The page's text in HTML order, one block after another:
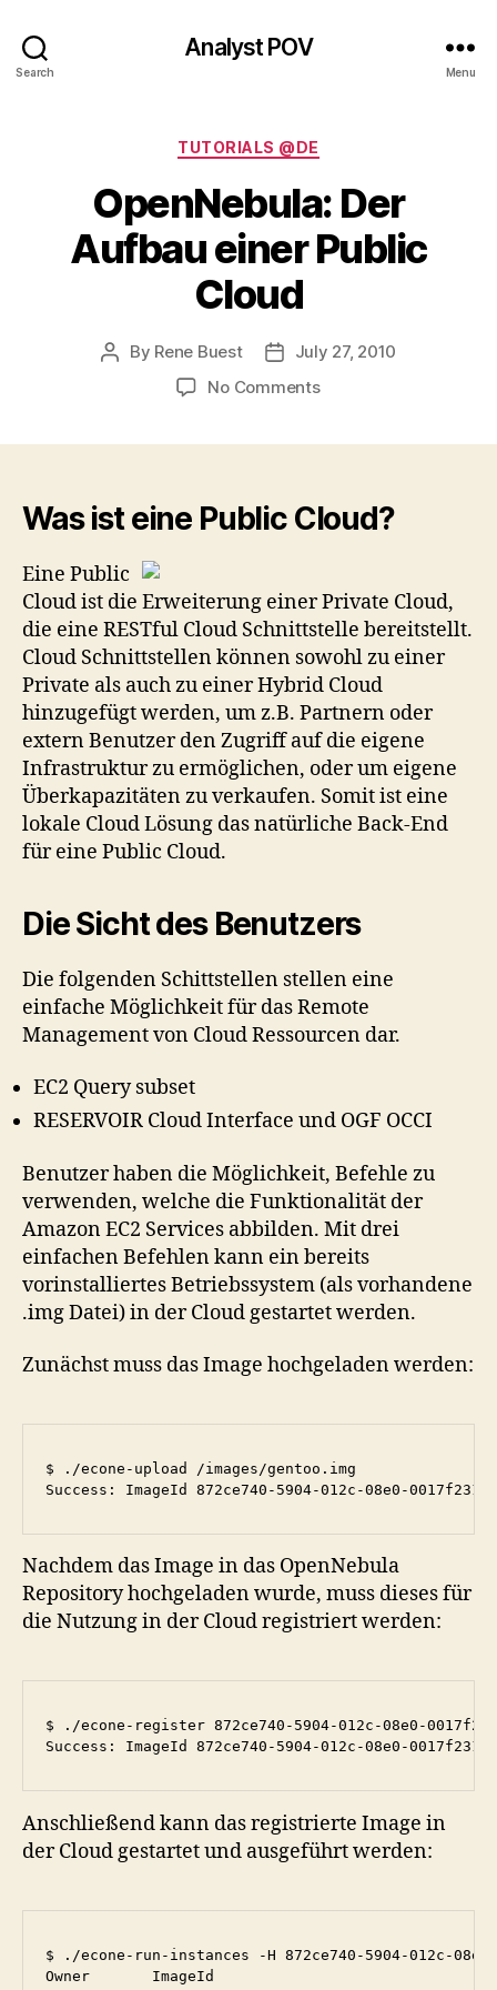
Search
Analyst POV
Menu
Categories
TUTORIALS @DE
OpenNebula: Der
Aufbau einer Public
Cloud
Post
By Rene Buest
PostJuly 27, 2010
No Commentson
Public
Cloud
Was ist eine Public Cloud?
Eine Public
Cloud ist die Erweiterung einer Private Cloud,
die eine RESTful Cloud Schnittstelle bereitstellt.
Cloud Schnittstellen können sowohl zu einer
Private als auch zu einer Hybrid Cloud
hinzugefügt werden, um z.B. Partnern oder
extern Benutzer den Zugriff auf die eigene
Infrastruktur zu ermöglichen, oder um eigene
Überkapazitäten zu verkaufen. Somit ist eine
lokale Cloud Lösung das natürliche Back-End
für eine Public Cloud.
Die Sicht des Benutzers
Die folgenden Schittstellen stellen eine
einfache Möglichkeit für das Remote
Management von Cloud Ressourcen dar.
EC2 Query subset
RESERVOIR Cloud Interface und OGF OCCI
Benutzer haben die Möglichkeit, Befehle zu
verwenden, welche die Funktionalität der
Amazon EC2 Services abbilden. Mit drei
einfachen Befehlen kann ein bereits
vorinstalliertes Betriebssystem (als vorhandene
.img Datei) in der Cloud gestartet werden.
Zunächst muss das Image hochgeladen werden:
$ ./econe-upload /images/gentoo.img
Success: ImageId 872ce740-5904-012c-08e0-
Nachdem das Image in das OpenNebula
Repository hochgeladen wurde, muss dieses für
die Nutzung in der Cloud registriert werden:
$ ./econe-register 872ce740-5904-012c-08e0-
Success: ImageId 872ce740-5904-012c-08e0-
Anschließend kann das registrierte Image in
der Cloud gestartet und ausgeführt werden:
$ ./econe-run-instances -H 872ce740-5904-012c-08e0-
Owner       ImageId